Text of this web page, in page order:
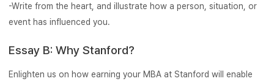
-Write from the heart, and illustrate how a person, situation, or
event has influenced you.
Essay B: Why Stanford?
Enlighten us on how earning your MBA at Stanford will enable